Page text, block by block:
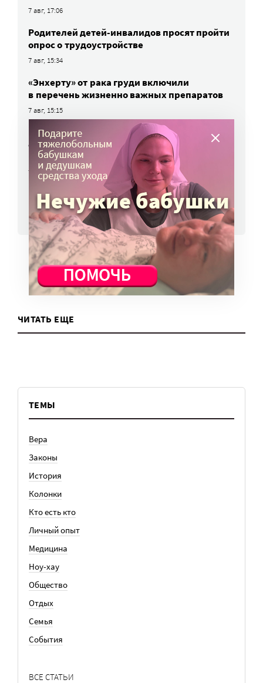
7 авг, 17:06
Родителей детей-инвалидов просят пройти
опрос о трудоустройстве
7 авг, 15:34
«Энхерту» от рака груди включили
в перечень жизненно важных препаратов
7 авг, 15:15
НКО часто рискуют нарушить закон
о персональных данных. Как этого
избежать?
7 авг, 13:13
ВСЕ НОВОСТИ
ЧИТАТЬ ЕЩЕ
ТЕМЫ
Вера
Законы
История
Колонки
Кто есть кто
Личный опыт
Медицина
Ноу-хау
Общество
Отдых
Семья
События
ВСЕ СТАТЬИ